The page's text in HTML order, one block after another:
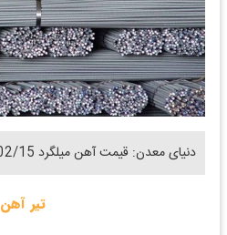
دنیای معدن: قیمت آهن میلگرد 1405/02/15
تیر آهن